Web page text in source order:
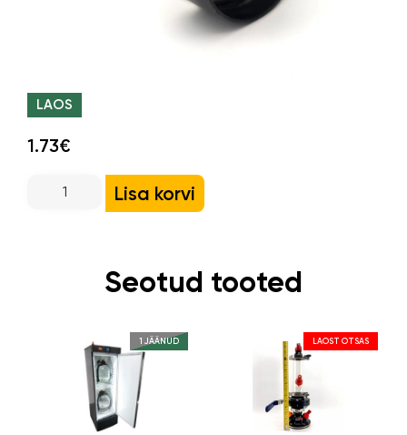
LAOS
1.73€
Lisa korvi
Seotud tooted
1 JÄÄNUD LAOST OTSAS